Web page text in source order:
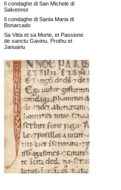
Il condaghe di San Michele di
Salvennor
Il condaghe di Santa Maria di
Bonarcado
Sa Vitta et sa Morte, et Passione
de sanctu Gavinu, Prothu et
Januariu